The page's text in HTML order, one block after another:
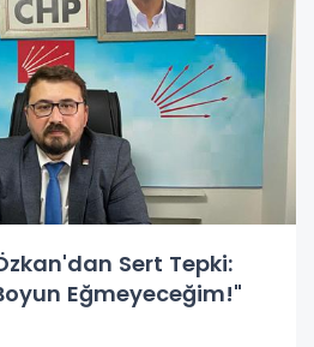
Sert Tepki:
Eğmeyeceğim!"